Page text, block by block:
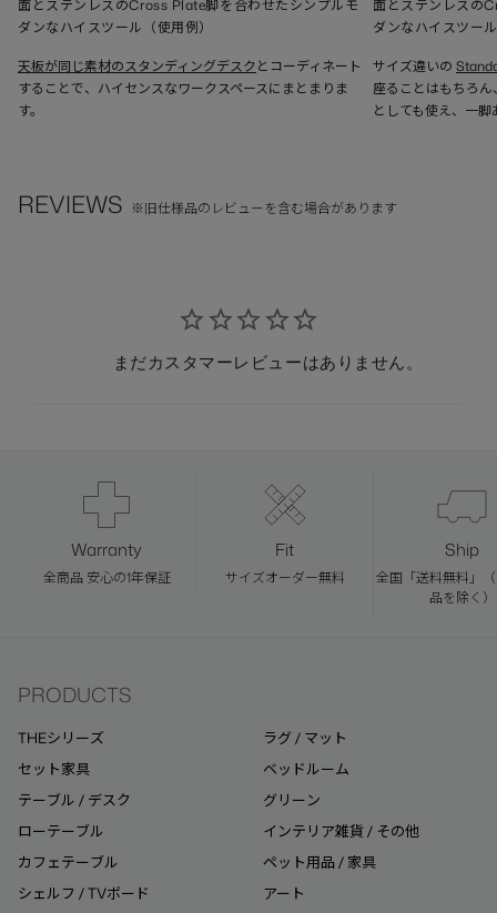
天板が同じ素材のスタンディングデスクとコーディネート
することで、ハイセンスなワークスペースにまとまりま
す。
サイズ違いの
座ることはもちろ
としても使え、一
REVIEWS ※旧仕様品のレビューを含む場合があります
まだカスタマーレビューはありません。
Warranty
全商品 安心の1年保証
Fit
サイズオーダー無料
Ship
全国「送料無料」
品を除く）
PRODUCTS
THEシリーズ
セット家具
テーブル / デスク
ローテーブル
カフェテーブル
シェルフ / TVボード
ラグ / マット
ベッドルーム
グリーン
インテリア雑貨 / その他
ペット用品 / 家具
アート